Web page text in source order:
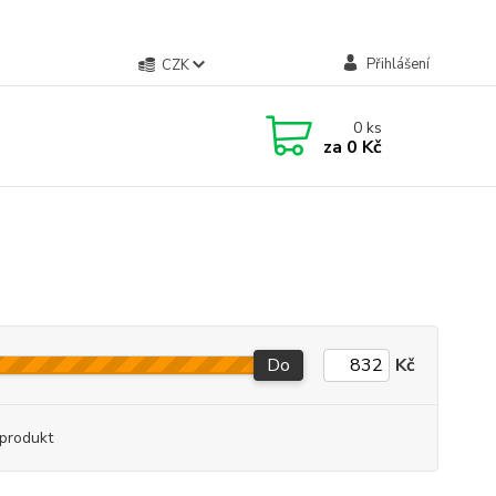
CZK Přihlášení
0ks
za 0 Kč
Do Kč